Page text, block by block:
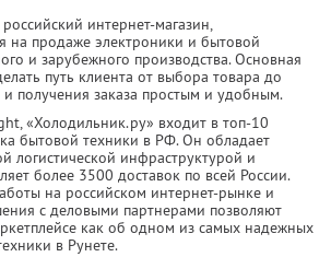
интернет-магазин,
на продаже электроники и бытовой
и зарубежного производства. Основная
путь клиента от выбора товара до
получения заказа простым и удобным.
«Холодильник.ру» входит в топ-10
бытовой техники в РФ. Он обладает
логистической инфраструктурой и
более 3500 доставок по всей России.
на российском интернет-рынке и
с деловыми партнерами позволяют
как об одном из самых надежных
в Рунете.